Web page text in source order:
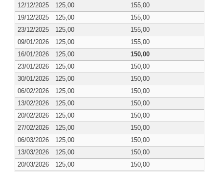
12/12/2025
125,00
155,00
19/12/2025
125,00
155,00
23/12/2025
125,00
155,00
09/01/2026
125,00
155,00
16/01/2026
125,00
150,00
23/01/2026
125,00
150,00
30/01/2026
125,00
150,00
06/02/2026
125,00
150,00
13/02/2026
125,00
150,00
20/02/2026
125,00
150,00
27/02/2026
125,00
150,00
06/03/2026
125,00
150,00
13/03/2026
125,00
150,00
20/03/2026
125,00
150,00